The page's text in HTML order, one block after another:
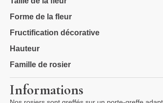
Forme de la fleur
Fructification décorative
Hauteur
Famille de rosier
Informations